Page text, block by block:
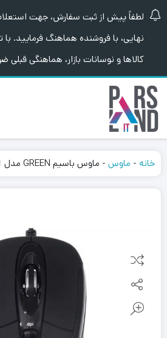
لطفاً پیش از ثبت سفارش، جهت
نهایی، با فروشنده هماهنگ فرمایید.
کالاها و نوسانات بازار، هماهنگی
خانه - ماوس - ماوس باسیم GREEN مدل GM301